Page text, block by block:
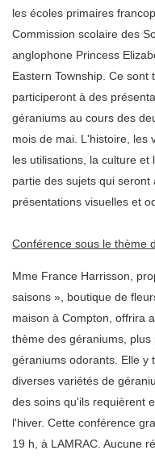
les écoles primaires
Commission scolaire des
anglophone Princess
Eastern Township. Ce
participeront à des
géraniums au cours des
mois de mai. L'histoire, les
les utilisations, la culture
partie des sujets qui seront
présentations visuelles et
Conférence sous le thème
Mme France Harrisson,
saisons », boutique de
maison à Compton, offrira
thème des géraniums,
géraniums odorants. Elle y
diverses variétés de
des soins qu'ils requièrent
l'hiver. Cette conférence
19 h, à LAMRAC. Aucune